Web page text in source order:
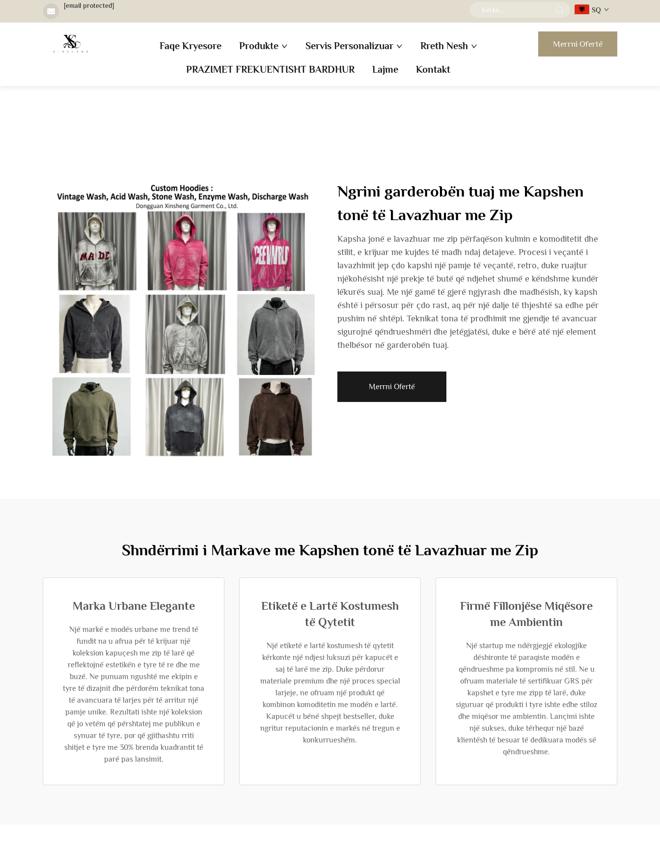
[email protected] SQ
Faqe Kryesore Produkte Servis Personalizuar Rreth Nesh
PRAZIMET FREKUENTISHT BARDHUR Lajme Kontakt
Merrni Ofertë
Ngrini garderobën tuaj me Kapshen
tonë të Lavazhuar me Zip
Kapsha jonë e lavazhuar me zip përfaqëson kulmin e komoditetit dhe
stilit, e krijuar me kujdes të madh ndaj detajeve. Procesi i veçantë i
lavazhimit jep çdo kapshi një pamje të veçantë, retro, duke ruajtur
njëkohësisht një prekje të butë që ndjehet shumë e këndshme kundër
lëkurës suaj. Me një gamë të gjerë ngjyrash dhe madhësish, ky kapsh
është i përsosur për çdo rast, aq për një dalje të thjeshtë sa edhe për
pushim në shtëpi. Teknikat tona të prodhimit me gjendje të avancuar
sigurojnë qëndrueshmëri dhe jetëgjatësi, duke e bërë atë një element
thelbësor në garderobën tuaj.
Merrni Ofertë
Shndërrimi i Markave me Kapshen tonë të Lavazhuar me Zip
Marka Urbane Elegante
Një markë e modës urbane me trend të
fundit na u afrua për të krijuar një
koleksion kapuçesh me zip të larë që
reflektojnë estetikën e tyre të re dhe me
buzë. Ne punuam ngushtë me ekipin e
tyre të dizajnit dhe përdorëm teknikat tona
të avancuara të larjes për të arritur një
pamje unike. Rezultati ishte një koleksion
që jo vetëm që përshtatej me publikun e
synuar të tyre, por që gjithashtu rriti
shitjet e tyre me 30% brenda kuadrantit të
parë pas lansimit.
Etiketë e Lartë Kostumesh
të Qytetit
Një etiketë e lartë kostumesh të qytetit
kërkonte një ndjesi luksuzi për kapucët e
saj të larë me zip. Duke përdorur
materiale premium dhe një proces special
larjeje, ne ofruam një produkt që
kombinon komoditetin me modën e lartë.
Kapucët u bënë shpejt bestseller, duke
ngritur reputacionin e markës në tregun e
konkurrueshëm.
Firmë Fillonjëse Miqësore
me Ambientin
Një startup me ndërgjegjë ekologjike
dëshironte të paraqiste modën e
qëndrueshme pa kompromis në stil. Ne u
ofruam materiale të sertifikuar GRS për
kapshet e tyre me zipp të larë, duke
siguruar që produkti i tyre ishte edhe stiloz
dhe miqësor me ambientin. Lançimi ishte
një sukses, duke tërhequr një bazë
klientësh të besuar të dedikuara modës së
qëndrueshme.